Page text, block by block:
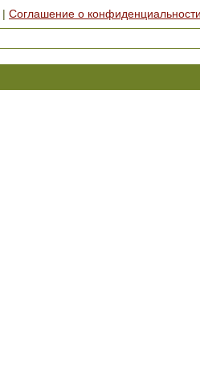
Соглашение о